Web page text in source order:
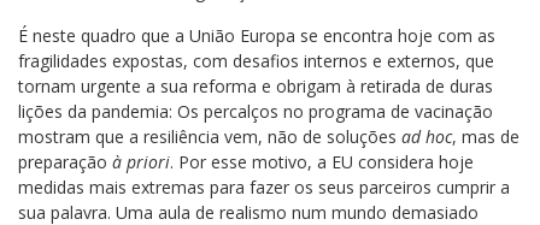
É neste quadro que a União Europa se encontra hoje com as
fragilidades expostas, com desafios internos e externos, que
tornam urgente a sua reforma e obrigam à retirada de duras
lições da pandemia: Os percalços no programa de vacinação
mostram que a resiliência vem, não de soluções ad hoc, mas de
preparação à priori. Por esse motivo, a EU considera hoje
medidas mais extremas para fazer os seus parceiros cumprir a
sua palavra. Uma aula de realismo num mundo demasiado